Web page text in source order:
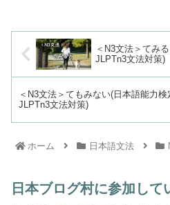
＜N3文法＞てみ
JLPTn3文法対策)
＜N3文法＞てもみない(日本語能力検
JLPTn3文法対策)
ホーム 日本語文法
日本ブログ村に参加し